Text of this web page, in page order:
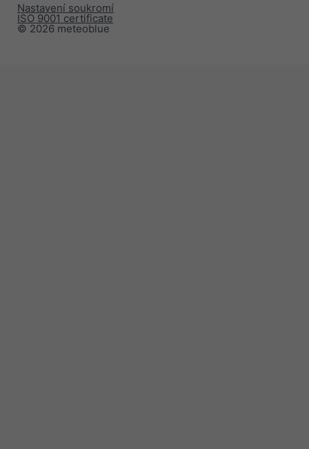
© 2026 meteoblue
ISO 9001 certificate
Nastavení soukromí